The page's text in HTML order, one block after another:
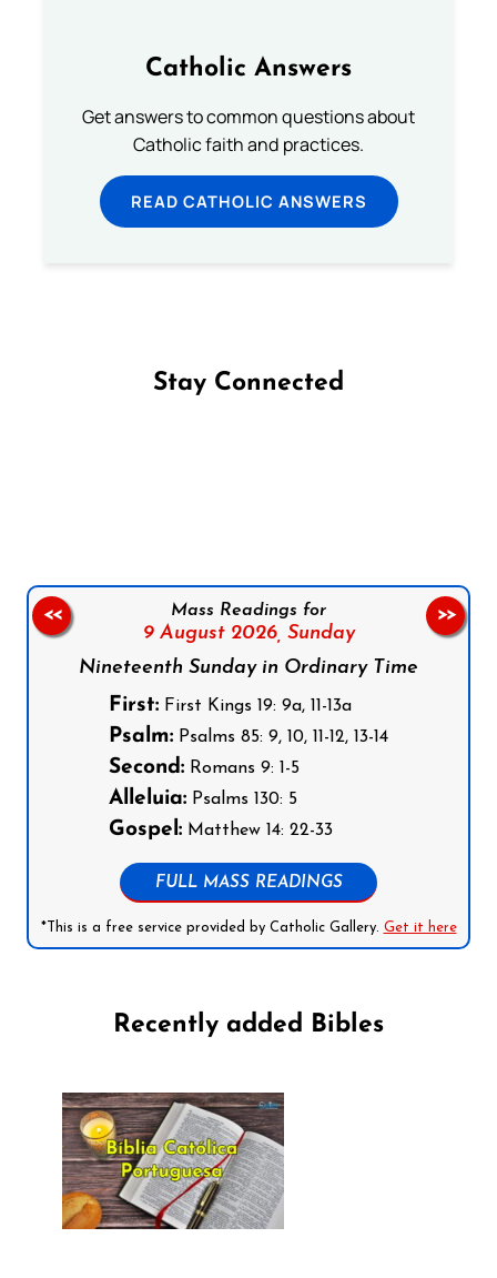
Catholic Answers
Get answers to common questions about
Catholic faith and practices.
READ CATHOLIC ANSWERS
Stay Connected
Mass Readings for
9 August 2026, Sunday
Nineteenth Sunday in Ordinary Time
First: First Kings 19: 9a, 11-13a
Psalm: Psalms 85: 9, 10, 11-12, 13-14
Second: Romans 9: 1-5
Alleluia: Psalms 130: 5
Gospel: Matthew 14: 22-33
FULL MASS READINGS
*This is a free service provided by Catholic Gallery. Get it here
<< >>
Recently added Bibles